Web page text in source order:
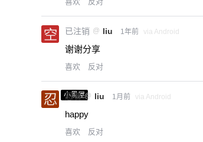
已注销 @ liu 1年前 via Android
谢谢分享
喜欢 反对
小黑屋
忍者 @ liu 1月前 via Android
happy
喜欢 反对